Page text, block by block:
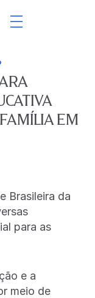
EM
Brasileira da
para as
e a
meio de